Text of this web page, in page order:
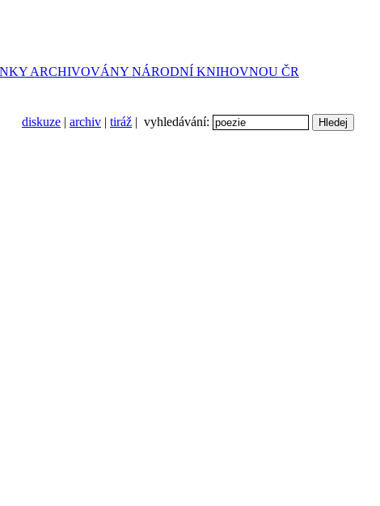
diskuze | archiv | tiráž | vyhledávání: